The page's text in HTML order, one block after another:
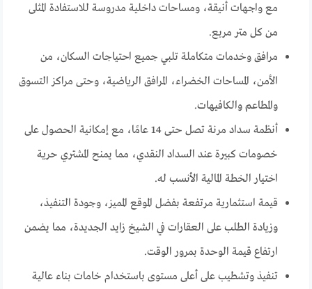
مع واجهات أنيقة، ومساحات داخلية مدروسة للاستفادة المثلى
من كل متر مربع.
مرافق وخدمات متكاملة تلبي جميع احتياجات السكان، من
الأمن، المساحات الخضراء، المرافق الرياضية، وحتى مراكز التسوق
والمطاعم والكافيهات.
أنظمة سداد مرنة تصل حتى 14 عامًا، مع إمكانية الحصول على
خصومات كبيرة عند السداد النقدي، مما يمنح المشتري حرية
اختيار الخطة المالية الأنسب له.
قيمة استثمارية مرتفعة بفضل الموقع المميز، وجودة التنفيذ،
وزيادة الطلب على العقارات في الشيخ زايد الجديدة، مما يضمن
ارتفاع قيمة الوحدة بمرور الوقت.
تنفيذ وتشطيب على أعلى مستوى باستخدام خامات بناء عالية